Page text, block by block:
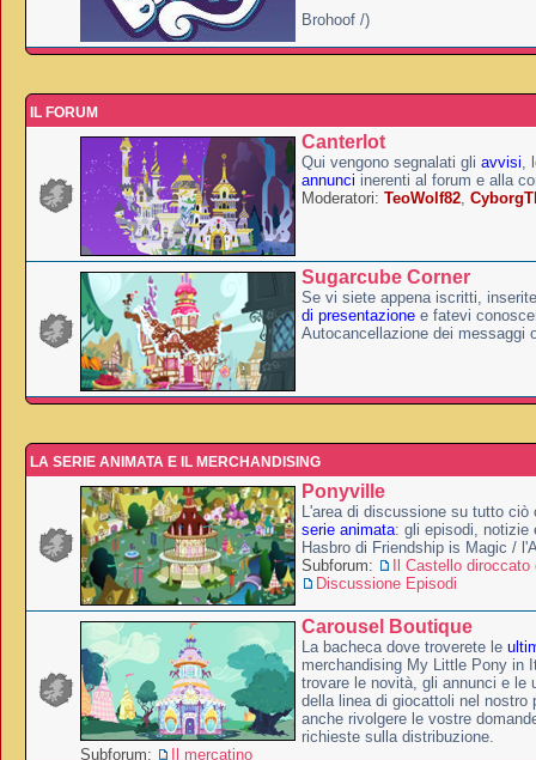
Brohoof /)
IL FORUM
Canterlot
Qui vengono segnalati gli avvisi,
annunci inerenti al forum e alla
Moderatori: TeoWolf82,
Sugarcube Corner
Se vi siete appena iscritti,
di presentazione e fatevi
Autocancellazione dei messaggi
LA SERIE ANIMATA E IL MERCHANDISING
Ponyville
L'area di discussione su tutto ciò
serie animata: gli episodi, notizie
Hasbro di Friendship is Magic /
Subforum:
Il Castello
Discussione Episodi
Carousel Boutique
La bacheca dove troverete le
merchandising My Little Pony in
trovare le novità, gli annunci e le
della linea di giocattoli nel nostro
anche rivolgere le vostre
richieste sulla distribuzione.
Subforum:
Il mercatino